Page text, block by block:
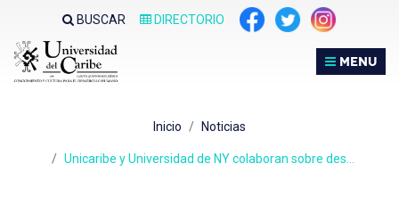
sitio
web
BUSCAR DIRECTORIO
MENU
Inicio Noticias
Unicaribe y Universidad de NY colaboran sobre des…